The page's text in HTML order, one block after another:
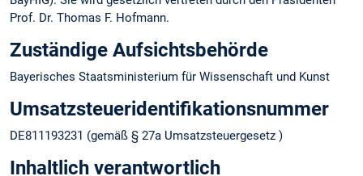
Prof. Dr. Thomas F. Hofmann.
Zuständige Aufsichtsbehörde
Bayerisches Staatsministerium für Wissenschaft und Kunst
Umsatzsteuer­identifikations­nummer
DE811193231 (gemäß § 27a Umsatzsteuergesetz )
Inhaltlich verantwortlich